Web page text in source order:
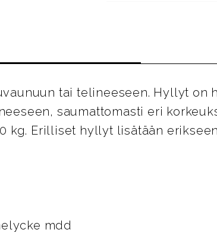
tai telineeseen. Hyllyt on
saumattomasti eri
kg. Erilliset hyllyt lisätään
mdd